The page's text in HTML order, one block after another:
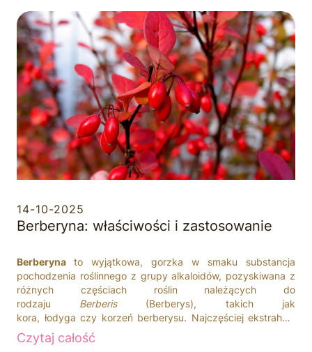
14-10-2025
Berberyna: właściwości i zastosowanie
Berberyna to wyjątkowa, gorzka w smaku substancja
pochodzenia roślinnego z grupy alkaloidów, pozyskiwana z
różnych częściach roślin należących do
rodzaju Berberis(Berberys), takich jak
kora, łodyga czy korzeń berberysu. Najczęściej ekstrahuje
się ją z korzeni berberysu ostrego (
rosnącego w Azji, a także w Ameryce i Afryce. Od wieków
Czytaj całość